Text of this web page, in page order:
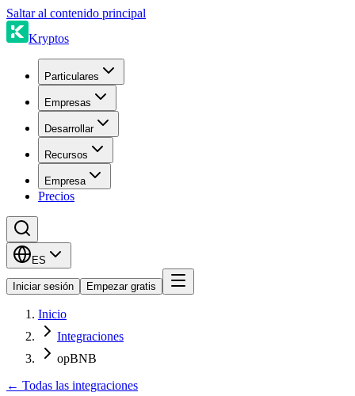
Saltar al contenido principal
Kryptos
Particulares
Empresas
Desarrollar
Recursos
Empresa
Precios
ES
Iniciar sesión Empezar gratis
Inicio
Integraciones
opBNB
← Todas las integraciones